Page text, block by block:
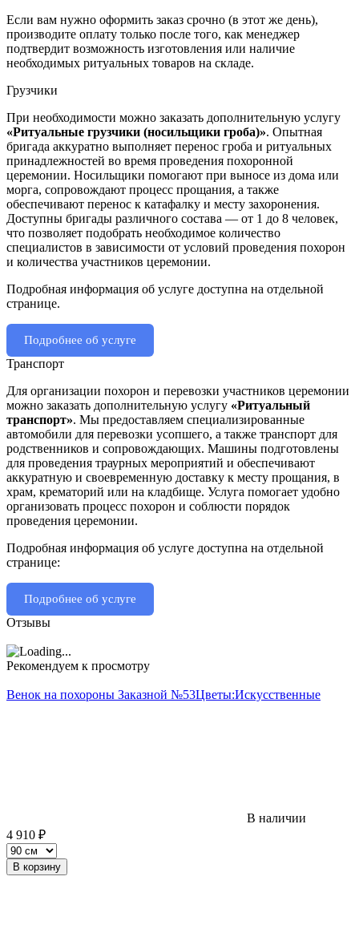
Если вам нужно оформить заказ срочно (в этот же день),
производите оплату только после того, как менеджер
подтвердит возможность изготовления или наличие
необходимых ритуальных товаров на складе.
Грузчики
При необходимости можно заказать дополнительную услугу
«Ритуальные грузчики (носильщики гроба)». Опытная
бригада аккуратно выполняет перенос гроба и ритуальных
принадлежностей во время проведения похоронной
церемонии. Носильщики помогают при выносе из дома или
морга, сопровождают процесс прощания, а также
обеспечивают перенос к катафалку и месту захоронения.
Доступны бригады различного состава — от 1 до 8 человек,
что позволяет подобрать необходимое количество
специалистов в зависимости от условий проведения похорон
и количества участников церемонии.
Подробная информация об услуге доступна на отдельной
странице.
Подробнее об услуге
Транспорт
Для организации похорон и перевозки участников церемонии
можно заказать дополнительную услугу «Ритуальный
транспорт». Мы предоставляем специализированные
автомобили для перевозки усопшего, а также транспорт для
родственников и сопровождающих. Машины подготовлены
для проведения траурных мероприятий и обеспечивают
аккуратную и своевременную доставку к месту прощания, в
храм, крематорий или на кладбище. Услуга помогает удобно
организовать процесс похорон и соблюсти порядок
проведения церемонии.
Подробная информация об услуге доступна на отдельной
странице:
Подробнее об услуге
Отзывы
Рекомендуем к просмотру
Венок на похороны Заказной №53Цветы:Искусственные
В наличии
4 910 ₽
В корзину